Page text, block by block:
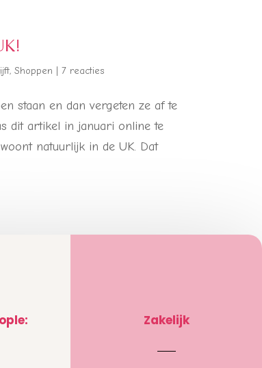
,Shoppen |7 reacties
staan en dan vergeten ze af te
dit artikel in januari online te
natuurlijk in de UK. Dat
Zakelijk